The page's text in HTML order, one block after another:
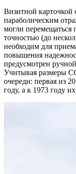
Визитной карточкой
параболическим
могли перемещаться
точностью (до
необходим для
повышения
предусмотрен
Учитывая размеры
очереди: первая из
году, а к 1973 году